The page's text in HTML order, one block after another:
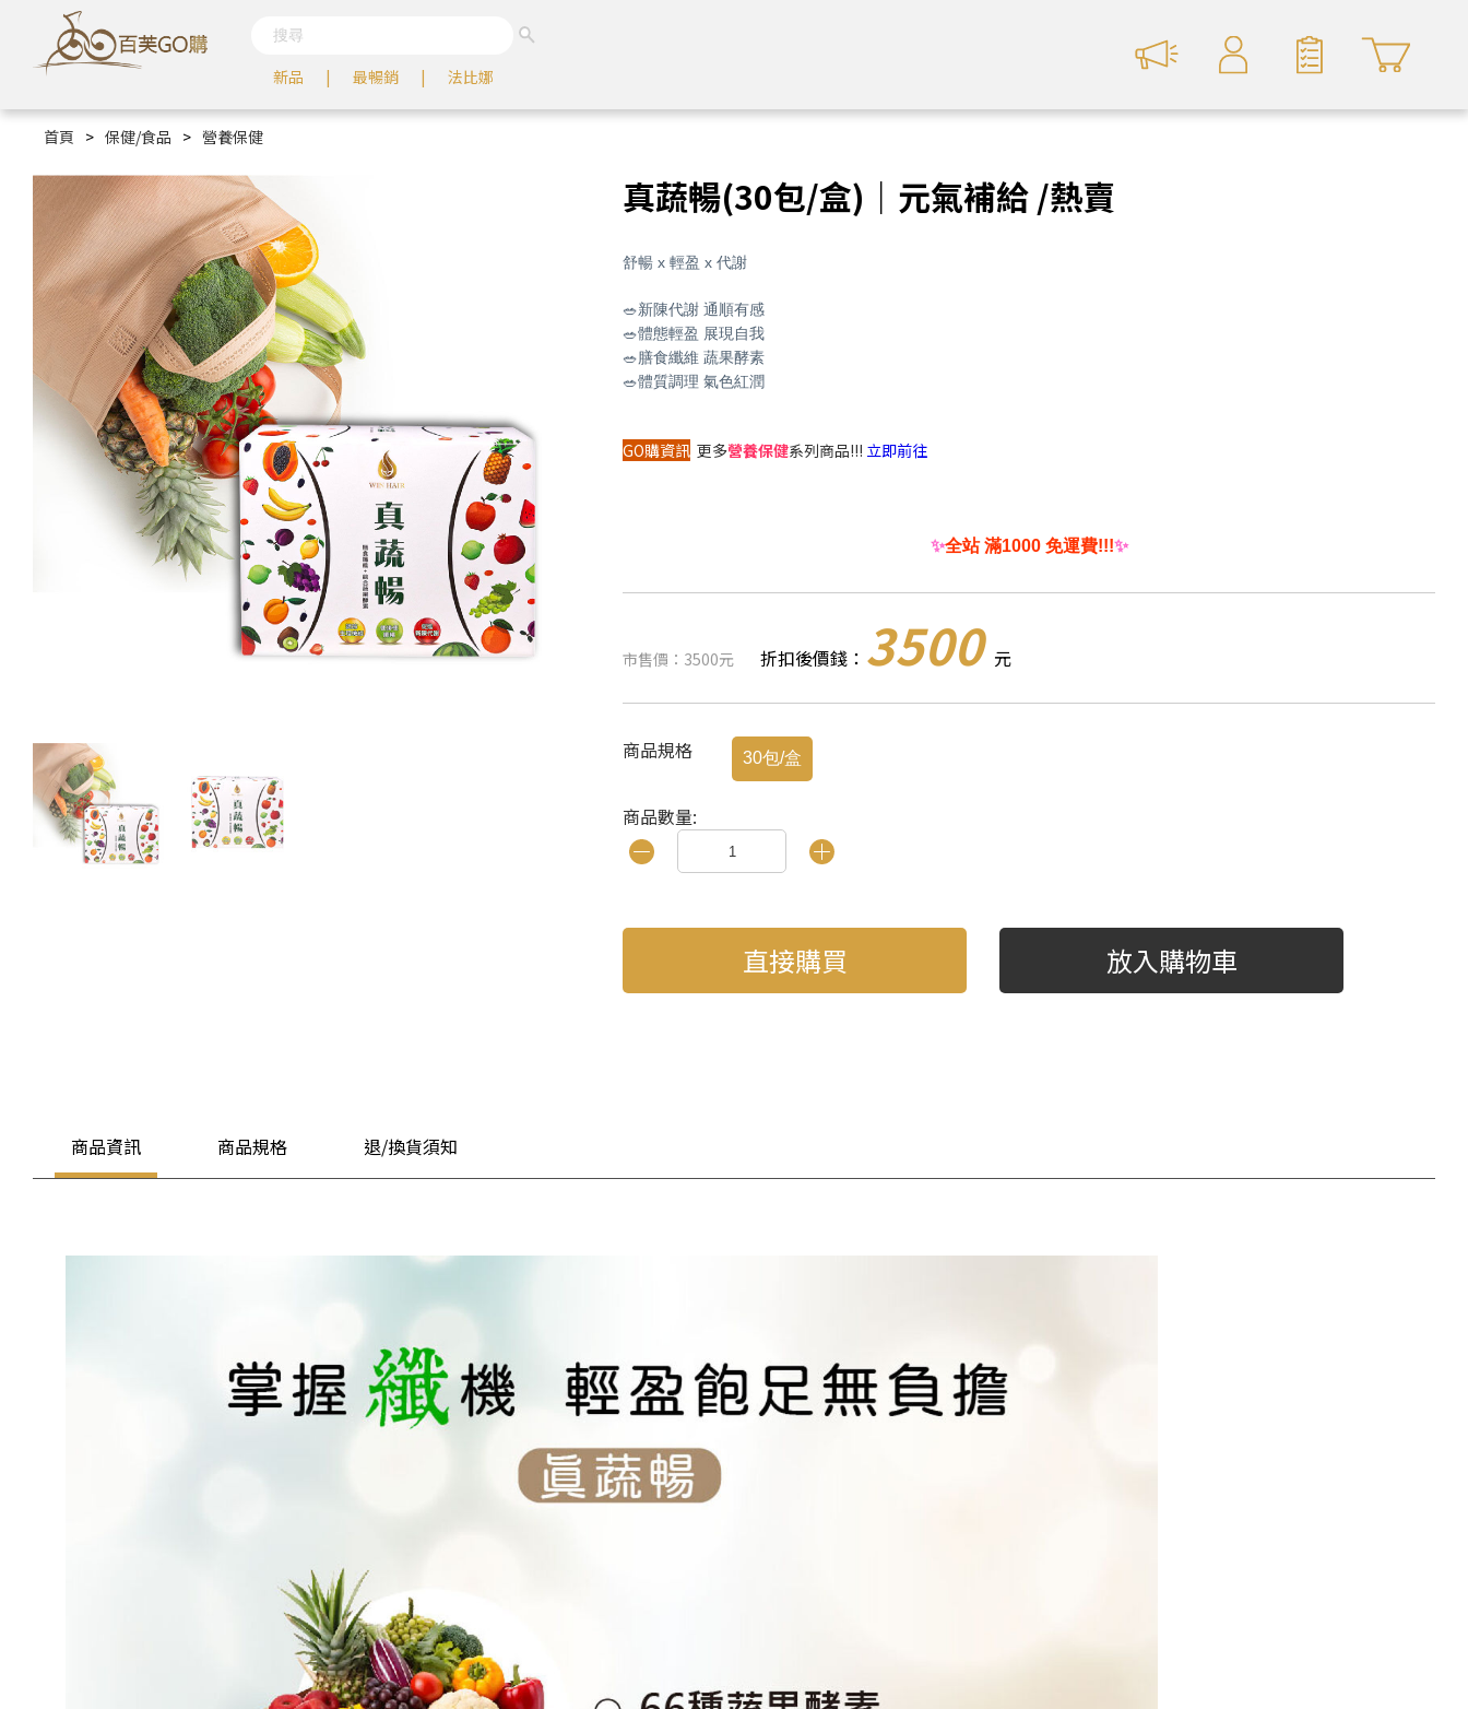
新品 最暢銷 法比娜
首頁 > 保健/食品 > 營養保健
真蔬暢(30包/盒)｜元氣補給 /熱賣
舒暢 x 輕盈 x 代謝
🥗新陳代謝 通順有感
🥗體態輕盈 展現自我
🥗膳食纖維 蔬果酵素
🥗體質調理 氣色紅潤
GO購資訊 更多營養保健系列商品!!! 立即前往
✨全站 滿1000 免運費!!!✨
市售價：3500元 折扣後價錢： 3500 元
商品規格 30包/盒
商品數量:
直接購買 放入購物車
商品資訊 商品規格 退/換貨須知